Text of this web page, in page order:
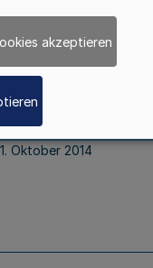
Hochschulen
Oktober 2014
akzeptieren